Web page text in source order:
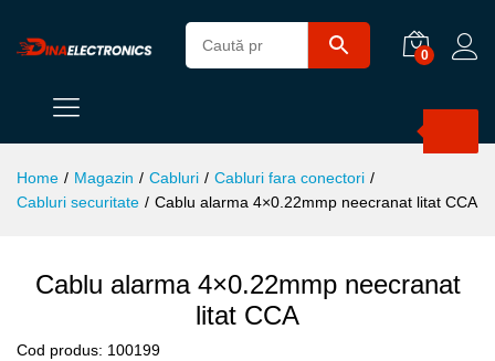
0
Home / Magazin / Cabluri / Cabluri fara conectori /
Cabluri securitate / Cablu alarma 4×0.22mmp neecranat litat CCA
Cablu alarma 4×0.22mmp neecranat
litat CCA
Cod produs: 100199